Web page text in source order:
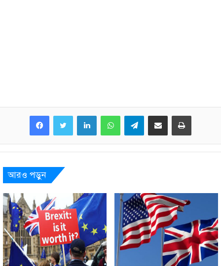
LinkedInWhatsAppTelegramShare via Email Print
আরও পড়ুন